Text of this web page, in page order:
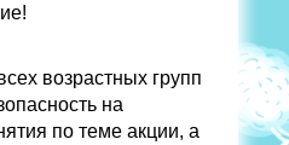
возрастных групп
на
по теме акции, а